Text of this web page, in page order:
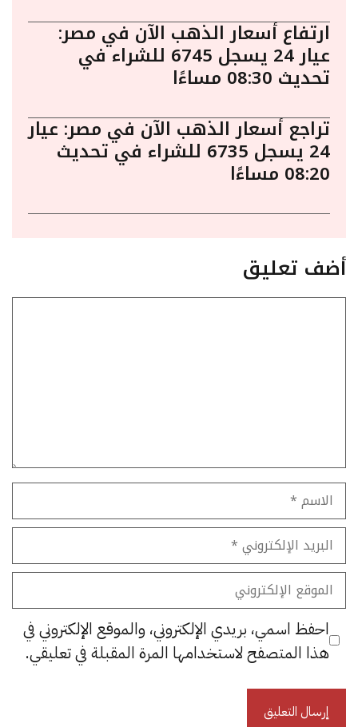
ارتفاع أسعار الذهب الآن في مصر:
عيار 24 يسجل 6745 للشراء في
تحديث 08:30 مساءًا
تراجع أسعار الذهب الآن في مصر: عيار
24 يسجل 6735 للشراء في تحديث
08:20 مساءًا
أضف تعليق
الاسم
البريد
الإلكتروني
الموقع
الإلكتروني
احفظ اسمي، بريدي الإلكتروني، والموقع الإلكتروني في
هذا المتصفح لاستخدامها المرة المقبلة في تعليقي.